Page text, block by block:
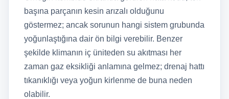
başına parçanın kesin arızalı olduğunu
göstermez; ancak sorunun hangi sistem grubunda
yoğunlaştığına dair ön bilgi verebilir. Benzer
şekilde klimanın iç üniteden su akıtması her
zaman gaz eksikliği anlamına gelmez; drenaj hattı
tıkanıklığı veya yoğun kirlenme de buna neden
olabilir.